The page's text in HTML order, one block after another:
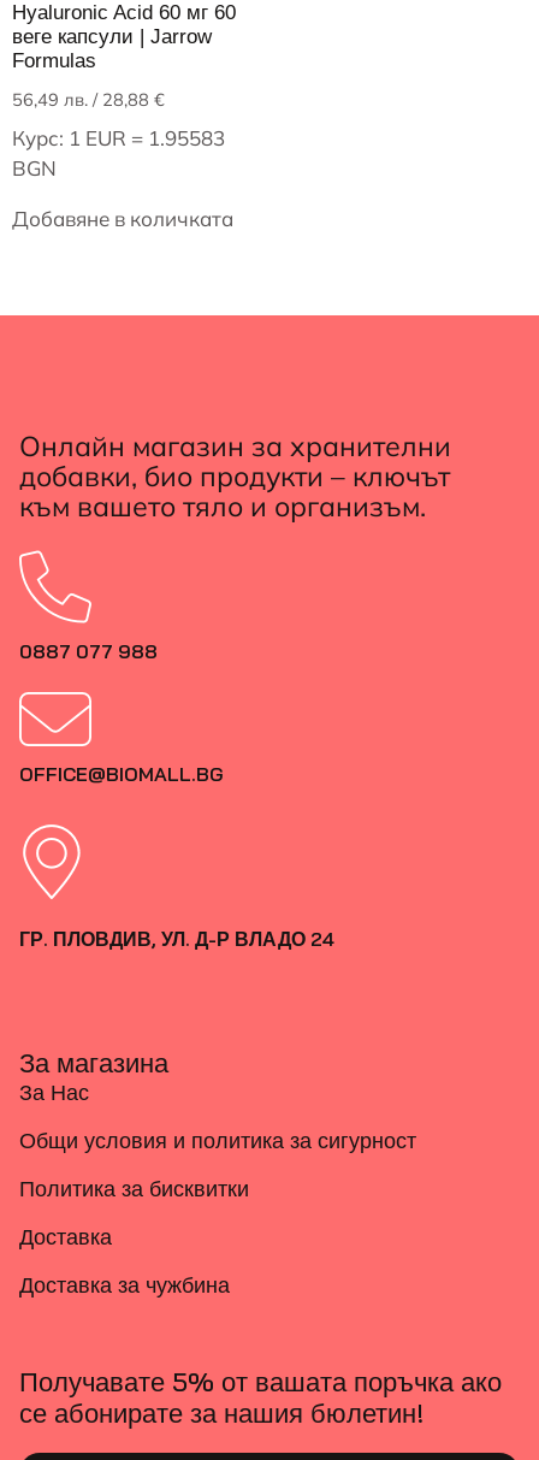
Hyaluronic Acid 60 мг 60
веге капсули | Jarrow
Formulas
56,49 лв. / 28,88 €
Курс: 1 EUR = 1.95583
BGN
Добавяне в количката
Онлайн магазин за хранителни
добавки, био продукти – ключът
към вашето тяло и организъм.
0887 077 988
OFFICE@BIOMALL.BG
ГР. ПЛОВДИВ, УЛ. Д-Р ВЛАДО 24
За магазина
За Нас
Общи условия и политика за сигурност
Политика за бисквитки
Доставка
Доставка за чужбина
Получавате 5% от вашата поръчка ако
се абонирате за нашия бюлетин!